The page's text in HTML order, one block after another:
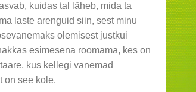
kuidas tal läheb, mida ta
laste arenguid siin, sest minu
olemisest justkui
esimesena roomama, kes on
kus kellegi vanemad
on see kole.